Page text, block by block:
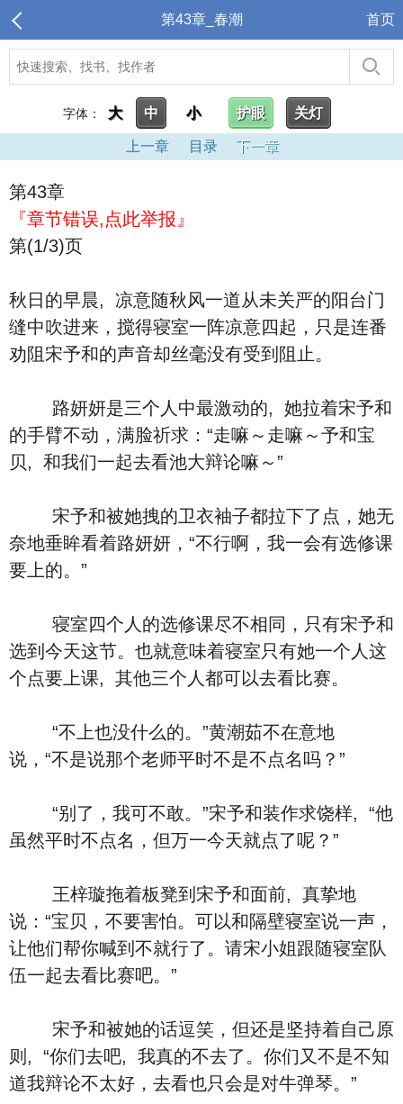
第43章_春潮 首页
字体： 大 中 小 护眼 关灯
上一章 目录 下一章
第43章
『章节错误,点此举报』
第(1/3)页
秋日的早晨, 凉意随秋风一道从未关严的阳台门
缝中吹进来，搅得寝室一阵凉意四起，只是连番
劝阻宋予和的声音却丝毫没有受到阻止。
路妍妍是三个人中最激动的, 她拉着宋予和
的手臂不动，满脸祈求：“走嘛～走嘛～予和宝
贝, 和我们一起去看池大辩论嘛～”
宋予和被她拽的卫衣袖子都拉下了点，她无
奈地垂眸看着路妍妍，“不行啊，我一会有选修课
要上的。”
寝室四个人的选修课尽不相同，只有宋予和
选到今天这节。也就意味着寝室只有她一个人这
个点要上课, 其他三个人都可以去看比赛。
“不上也没什么的。”黄潮茹不在意地
说，“不是说那个老师平时不是不点名吗？”
“别了，我可不敢。”宋予和装作求饶样, “他
虽然平时不点名，但万一今天就点了呢？”
王梓璇拖着板凳到宋予和面前, 真挚地
说：“宝贝，不要害怕。可以和隔壁寝室说一声，
让他们帮你喊到不就行了。请宋小姐跟随寝室队
伍一起去看比赛吧。”
宋予和被她的话逗笑，但还是坚持着自己原
则, “你们去吧, 我真的不去了。你们又不是不知
道我辩论不太好，去看也只会是对牛弹琴。”